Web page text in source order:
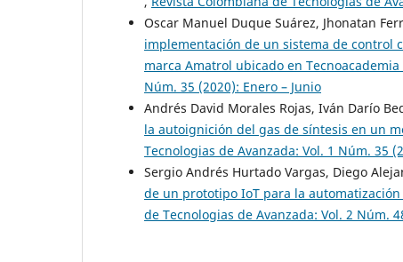
Oscar Manuel Duque Suárez, Jhonatan
implementación de un sistema de control
marca Amatrol ubicado en Tecnoacademia
Núm. 35 (2020): Enero – Junio
Andrés David Morales Rojas, Iván Darío
la autoignición del gas de síntesis en un
Tecnologias de Avanzada: Vol. 1 Núm. 35
Sergio Andrés Hurtado Vargas, Diego
de un prototipo IoT para la
de Tecnologias de Avanzada: Vol. 2 Núm.